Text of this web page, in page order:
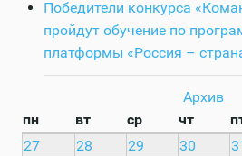
Победители конкурса
пройдут обучение по
платформы «Россия –
Архив
пн
вт ср чт
27
28 29 30